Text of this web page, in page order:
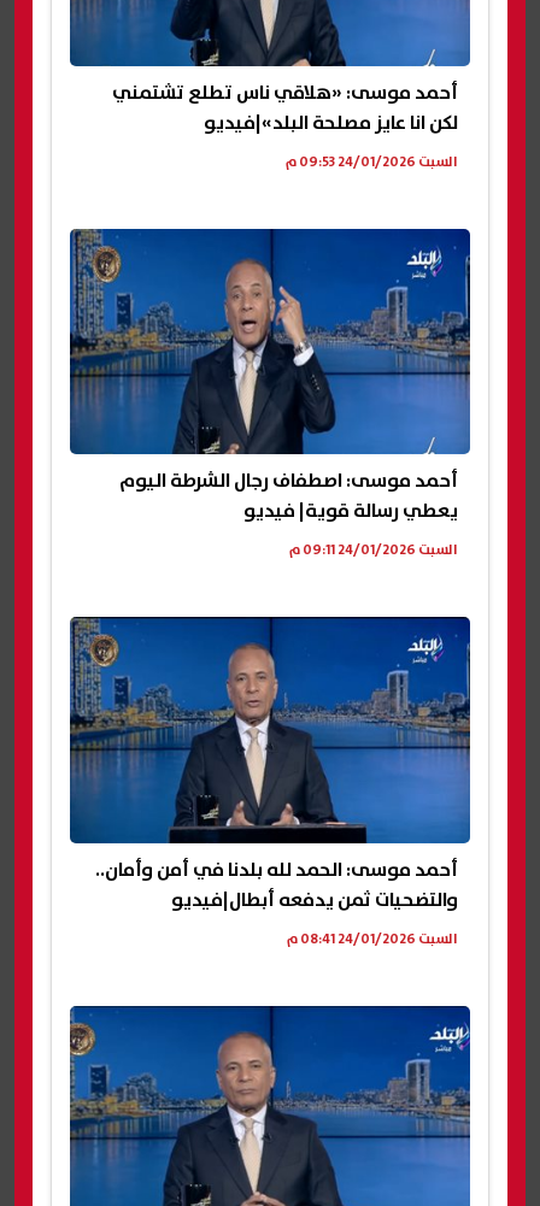
أحمد موسى: «هلاقي ناس تطلع تشتمني
لكن انا عايز مصلحة البلد»|فيديو
السبت 24/01/2026 09:53 م
أحمد موسى: اصطفاف رجال الشرطة اليوم
يعطي رسالة قوية| فيديو
السبت 24/01/2026 09:11 م
أحمد موسى: الحمد لله بلدنا في أمن وأمان..
والتضحيات ثمن يدفعه أبطال|فيديو
السبت 24/01/2026 08:41 م